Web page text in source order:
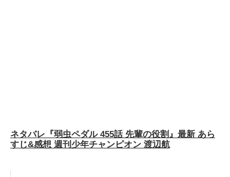
ネタバレ『弱虫ペダル 455話 先輩の役割』最新 あら
すじ&感想 週刊少年チャンピオン 渡辺航